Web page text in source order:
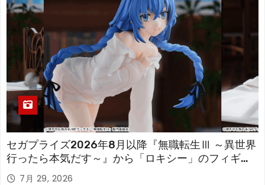
セガプライズ2026年8月以降『無職転生Ⅲ ～異世界
行ったら本気だす～』から「ロキシー」のフィギュ
アが登場！
7月 29, 2026